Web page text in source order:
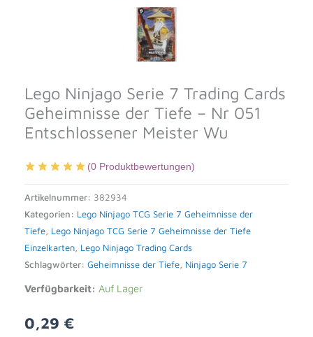
Lego Ninjago Serie 7 Trading Cards
Geheimnisse der Tiefe – Nr 051
Entschlossener Meister Wu
(0 Produktbewertungen)
Artikelnummer: 382934
Kategorien: Lego Ninjago TCG Serie 7 Geheimnisse der
Tiefe, Lego Ninjago TCG Serie 7 Geheimnisse der Tiefe
Einzelkarten, Lego Ninjago Trading Cards
Schlagwörter: Geheimnisse der Tiefe, Ninjago Serie 7
Verfügbarkeit: Auf Lager
0,29 €